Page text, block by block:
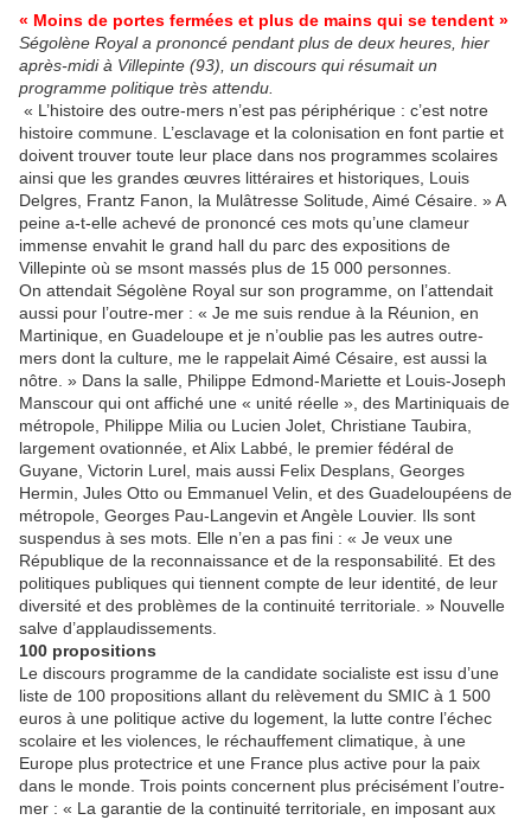
« Moins de portes fermées et plus de mains qui se tendent »
Ségolène Royal a prononcé pendant plus de deux heures, hier
après-midi à Villepinte (93), un discours qui résumait un
programme politique très attendu.
« L’histoire des outre-mers n’est pas périphérique : c’est notre
histoire commune. L’esclavage et la colonisation en font partie et
doivent trouver toute leur place dans nos programmes scolaires
ainsi que les grandes œuvres littéraires et historiques, Louis
Delgres, Frantz Fanon, la Mulâtresse Solitude, Aimé Césaire. » A
peine a-t-elle achevé de prononcé ces mots qu’une clameur
immense envahit le grand hall du parc des expositions de
Villepinte où se msont massés plus de 15 000 personnes.
On attendait Ségolène Royal sur son programme, on l’attendait
aussi pour l’outre-mer : « Je me suis rendue à la Réunion, en
Martinique, en Guadeloupe et je n’oublie pas les autres outre-
mers dont la culture, me le rappelait Aimé Césaire, est aussi la
nôtre. » Dans la salle, Philippe Edmond-Mariette et Louis-Joseph
Manscour qui ont affiché une « unité réelle », des Martiniquais de
métropole, Philippe Milia ou Lucien Jolet, Christiane Taubira,
largement ovationnée, et Alix Labbé, le premier fédéral de
Guyane, Victorin Lurel, mais aussi Felix Desplans, Georges
Hermin, Jules Otto ou Emmanuel Velin, et des Guadeloupéens de
métropole, Georges Pau-Langevin et Angèle Louvier. Ils sont
suspendus à ses mots. Elle n’en a pas fini : « Je veux une
République de la reconnaissance et de la responsabilité. Et des
politiques publiques qui tiennent compte de leur identité, de leur
diversité et des problèmes de la continuité territoriale. » Nouvelle
salve d’applaudissements.
100 propositions
Le discours programme de la candidate socialiste est issu d’une
liste de 100 propositions allant du relèvement du SMIC à 1 500
euros à une politique active du logement, la lutte contre l’échec
scolaire et les violences, le réchauffement climatique, à une
Europe plus protectrice et une France plus active pour la paix
dans le monde. Trois points concernent plus précisément l’outre-
mer : « La garantie de la continuité territoriale, en imposant aux